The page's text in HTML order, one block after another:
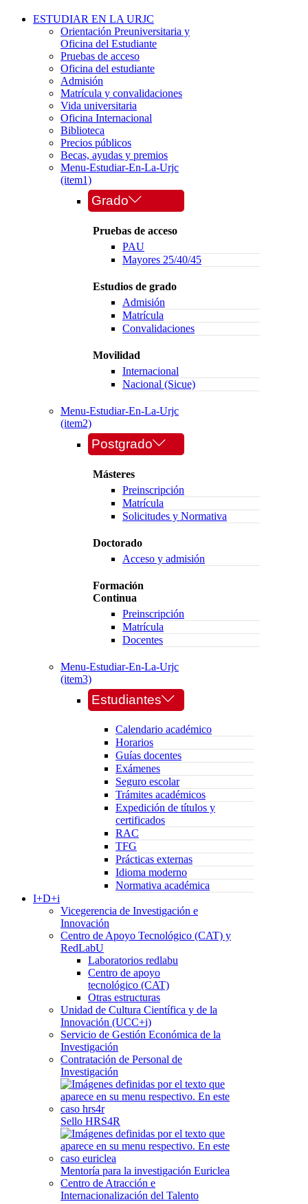
ESTUDIAR EN LA URJC
Orientación Preuniversitaria y
Oficina del Estudiante
Pruebas de acceso
Oficina del estudiante
Admisión
Matrícula y convalidaciones
Vida universitaria
Oficina Internacional
Biblioteca
Precios públicos
Becas, ayudas y premios
Menu-Estudiar-En-La-Urjc
(item1)
Grado
Pruebas de acceso
PAU
Mayores 25/40/45
Estudios de grado
Admisión
Matrícula
Convalidaciones
Movilidad
Internacional
Nacional (Sicue)
Menu-Estudiar-En-La-Urjc
(item2)
Postgrado
Másteres
Preinscripción
Matrícula
Solicitudes y Normativa
Doctorado
Acceso y admisión
Formación
Continua
Preinscripción
Matrícula
Docentes
Menu-Estudiar-En-La-Urjc
(item3)
Estudiantes
Calendario académico
Horarios
Guías docentes
Exámenes
Seguro escolar
Trámites académicos
Expedición de títulos y
certificados
RAC
TFG
Prácticas externas
Idioma moderno
Normativa académica
I+D+i
Vicegerencia de Investigación e
Innovación
Centro de Apoyo Tecnológico (CAT) y
RedLabU
Laboratorios redlabu
Centro de apoyo
tecnológico (CAT)
Otras estructuras
Unidad de Cultura Científica y de la
Innovación (UCC+i)
Servicio de Gestión Económica de la
Investigación
Contratación de Personal de
Investigación
Sello HRS4R
Mentoría para la investigación Euriclea
Centro de Atracción e
Internacionalización del Talento